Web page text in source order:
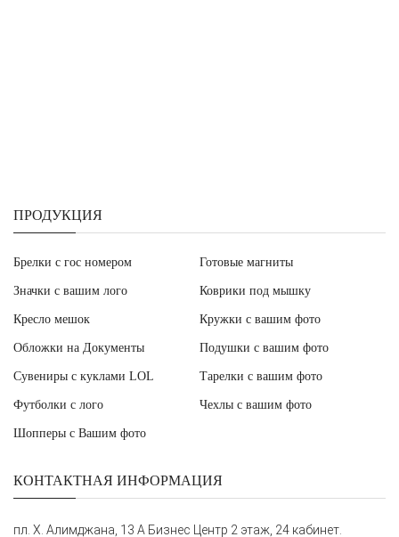
ПРОДУКЦИЯ
Брелки с гос номером Готовые магниты
Значки с вашим лого Коврики под мышку
Кресло мешок Кружки с вашим фото
Обложки на Документы Подушки с вашим фото
Сувениры с куклами LOL Тарелки с вашим фото
Футболки с лого Чехлы с вашим фото
Шопперы с Вашим фото
КОНТАКТНАЯ ИНФОРМАЦИЯ
пл. Х. Алимджана, 13 А Бизнес Центр 2 этаж, 24 кабинет.